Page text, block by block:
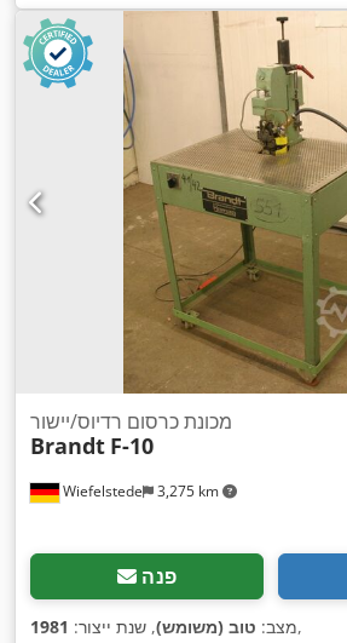
Wiefelstede 3,275 km
מכונת כרסום רדיוס/יישור
Brandt F-10
פנה
מצב: טוב (משומש), שנת ייצור: 1981 ,